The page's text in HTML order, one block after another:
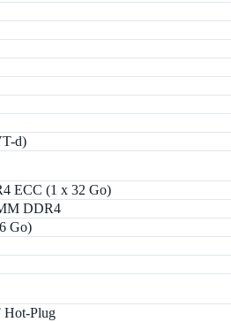
d)
ECC (1 x 32 Go)
DDR4
Go)
Hot-Plug